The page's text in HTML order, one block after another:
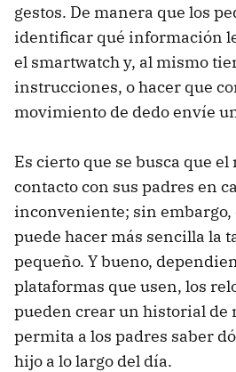
gestos. De manera que los
identificar qué información
el smartwatch y, al mismo
instrucciones, o hacer que
movimiento de dedo envíe
Es cierto que se busca que
contacto con sus padres en
inconveniente; sin embargo,
puede hacer más sencilla la
pequeño. Y bueno,
plataformas que usen, los
pueden crear un historial de
permita a los padres saber
hijo a lo largo del día.